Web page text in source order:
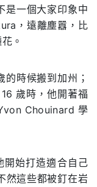
是一個大家印象中
，遠離塵囂，比
。
時候搬到加州；
歲時，他開著福
Chouinard 學
開始打造適合自己
然這些都被釘在岩